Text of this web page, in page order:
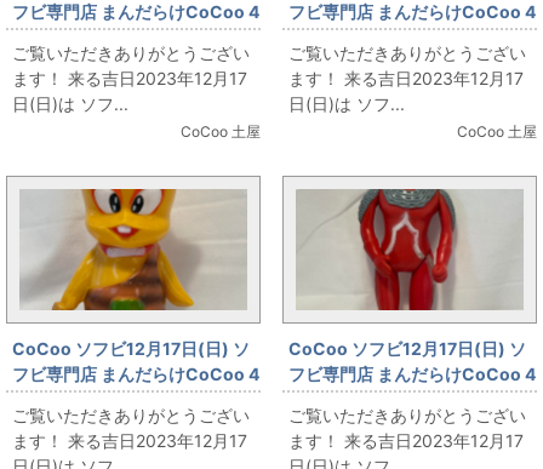
フビ専門店 まんだらけCoCoo 4
周年記念 「TOYGRAPH 怪獣レ
ーサー各種大集合！！！」
ご覧いただきありがとうござい
ます！ 来る吉日2023年12月17
日(日)は ソフ...
CoCoo 土屋
フビ専門店 まんだらけCoCoo 4
周年記念 ☆真頭不滅
☆「REALHEAD カオスマン1号
しぇふ染め/紫 黒マフラー」
ご覧いただきありがとうござい
ます！ 来る吉日2023年12月17
日(日)は ソフ...
CoCoo 土屋
CoCoo ソフビ12月17日(日) ソ
フビ専門店 まんだらけCoCoo 4
周年記念 「OMOコーポレーシ
ョン／『どんがら三銃士』かみ
なりドンドン」
ご覧いただきありがとうござい
ます！ 来る吉日2023年12月17
CoCoo ソフビ12月17日(日) ソ
フビ専門店 まんだらけCoCoo 4
周年記念 「パチウルトラセブン
スタンダードサイズ」
ご覧いただきありがとうござい
ます！ 来る吉日2023年12月17